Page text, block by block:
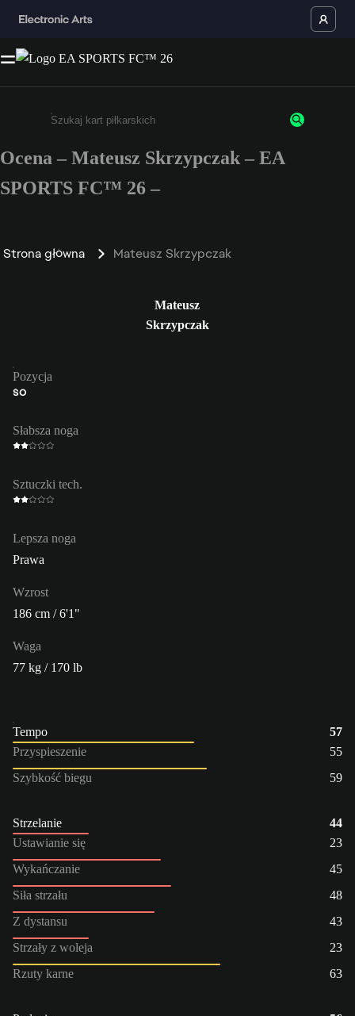
Wpisz co najmniej 3 znaki lub cyfry.
Ocena – Mateusz Skrzypczak – EA
SPORTS FC™ 26 –
Strona główna Mateusz Skrzypczak
Mateusz
Skrzypczak
Pozycja
ŚO
Słabsza noga
Sztuczki tech.
Lepsza noga
Prawa
Wzrost
186 cm / 6'1"
Waga
77 kg / 170 lb
Tempo
57
Przyspieszenie
55
Szybkość biegu
59
Strzelanie
44
Ustawianie się
23
Wykańczanie
45
Siła strzału
48
Z dystansu
43
Strzały z woleja
23
Rzuty karne
63